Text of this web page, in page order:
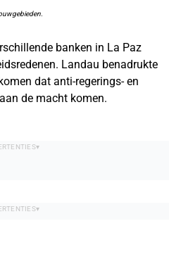
banken in La Paz
Landau benadrukte
dat anti-regerings- en
de macht komen.